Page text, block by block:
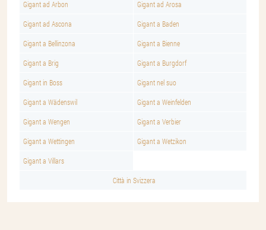
Gigant ad Arbon Gigant ad Arosa
Gigant ad Ascona Gigant a Baden
Gigant a Bellinzona Gigant a Bienne
Gigant a Brig Gigant a Burgdorf
Gigant in Boss Gigant nel suo
Gigant a Wädenswil Gigant a Weinfelden
Gigant a Wengen Gigant a Verbier
Gigant a Wettingen Gigant a Wetzikon
Gigant a Villars
Città in Svizzera